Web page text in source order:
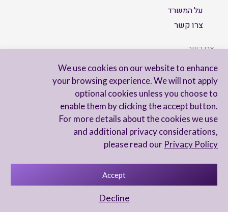
We use cookies on our website to enhance
your browsing experience. We will not apply
optional cookies unless you choose to
enable them by clicking the accept button.
For more details about the cookies we use
and additional privacy considerations,
please read our Privacy Policy
Accept
Decline
על המשרד
צרו קשר
צרו קשר
הישארו מעודכנים
מדיניות פרטיות הצהרת נגישות
UI Irit Shani Design